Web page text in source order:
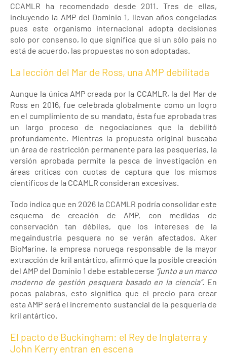
CCAMLR ha recomendado desde 2011. Tres de ellas,
incluyendo la AMP del Dominio 1, llevan años congeladas
pues este organismo internacional adopta decisiones
solo por consenso, lo que significa que si un sólo país no
está de acuerdo, las propuestas no son adoptadas.
La lección del Mar de Ross, una AMP debilitada
Aunque la única AMP creada por la CCAMLR, la del Mar de
Ross en 2016, fue celebrada globalmente como un logro
en el cumplimiento de su mandato, ésta fue aprobada tras
un largo proceso de negociaciones que la debilitó
profundamente. Mientras la propuesta original buscaba
un área de restricción permanente para las pesquerías, la
versión aprobada permite la pesca de investigación en
áreas críticas con cuotas de captura que los mismos
científicos de la CCAMLR consideran excesivas.
Todo indica que en 2026 la CCAMLR podría consolidar este
esquema de creación de AMP, con medidas de
conservación tan débiles, que los intereses de la
megaindustria pesquera no se verán afectados. Aker
BioMarine, la empresa noruega responsable de la mayor
extracción de kril antártico, afirmó que la posible creación
del AMP del Dominio 1 debe establecerse “junto a un marco
moderno de gestión pesquera basado en la ciencia”. En
pocas palabras, esto significa que el precio para crear
esta AMP será el incremento sustancial de la pesquería de
kril antártico.
El pacto de Buckingham: el Rey de Inglaterra y
John Kerry entran en escena